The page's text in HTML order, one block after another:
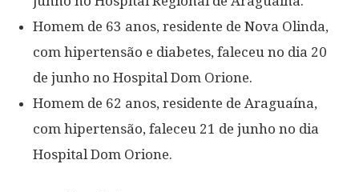
Homem de 63 anos, residente de Nova Olinda,
com hipertensão e diabetes, faleceu no dia 20
de junho no Hospital Dom Orione.
Homem de 62 anos, residente de Araguaína,
com hipertensão, faleceu 21 de junho no dia
Hospital Dom Orione.